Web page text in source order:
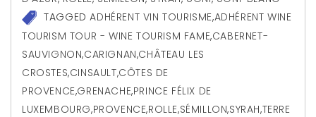
TAGGEDADHÉRENT VIN TOURISME,ADHÉRENT WINE
TOURISM TOUR - WINE TOURISM FAME,CABERNET-
SAUVIGNON,CARIGNAN,CHÂTEAU LES
CROSTES,CINSAULT,CÔTES DE
PROVENCE,GRENACHE,PRINCE FÉLIX DE
LUXEMBOURG,PROVENCE,ROLLE,SÉMILLON,SYRAH,TERRE